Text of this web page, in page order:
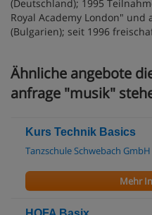
(Deutschland); 1995
Royal Academy London" und
(Bulgarien); seit 1996
Ähnliche angebote
anfrage "musik"
Kurs Technik Basics
Tanzschule Schwebach GmbH
Mehr